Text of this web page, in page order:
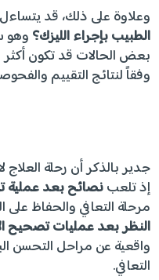
وعلاوة على ذلك، قد
الطبيب بإجراء الليزك؟ وهو
بعض الحالات قد تكون
وفقاً لنتائج التقييم
جدير بالذكر أن رحلة العلاج
إذ تلعبنصائح بعد عملية
مرحلة التعافي والحفاظ
النظر بعد عمليات تصحيح
واقعية عن مراحل التحسن
التعافي.